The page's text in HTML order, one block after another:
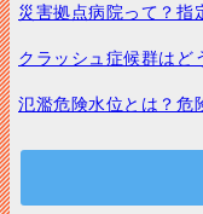
災害拠点病院って？指
クラッシュ症候群はど
氾濫危険水位とは？危